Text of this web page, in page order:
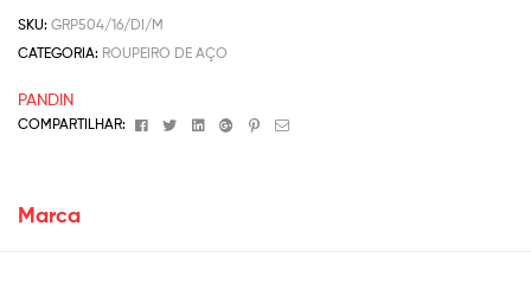
SKU: GRP504/16/DI/M
CATEGORIA: ROUPEIRO DE AÇO
PANDIN
COMPARTILHAR: FacebookTwitterLinkedinGoogle+Pinterest
Email
Marca